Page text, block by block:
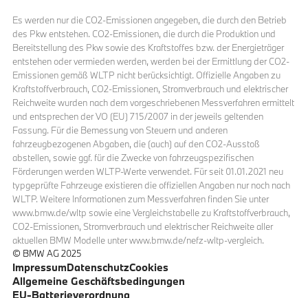
Es werden nur die CO2-Emissionen angegeben, die durch den Betrieb
des Pkw entstehen. CO2-Emissionen, die durch die Produktion und
Bereitstellung des Pkw sowie des Kraftstoffes bzw. der Energieträger
entstehen oder vermieden werden, werden bei der Ermittlung der CO2-
Emissionen gemäß WLTP nicht berücksichtigt. Offizielle Angaben zu
Kraftstoffverbrauch, CO2-Emissionen, Stromverbrauch und elektrischer
Reichweite wurden nach dem vorgeschriebenen Messverfahren ermittelt
und entsprechen der VO (EU) 715/2007 in der jeweils geltenden
Fassung. Für die Bemessung von Steuern und anderen
fahrzeugbezogenen Abgaben, die (auch) auf den CO2-Ausstoß
abstellen, sowie ggf. für die Zwecke von fahrzeugspezifischen
Förderungen werden WLTP-Werte verwendet. Für seit 01.01.2021 neu
typgeprüfte Fahrzeuge existieren die offiziellen Angaben nur noch nach
WLTP. Weitere Informationen zum Messverfahren finden Sie unter
www.bmw.de/wltp sowie eine Vergleichstabelle zu Kraftstoffverbrauch,
CO2-Emissionen, Stromverbrauch und elektrischer Reichweite aller
aktuellen BMW Modelle unter www.bmw.de/nefz-wltp-vergleich.
© BMW AG 2025
ImpressumDatenschutzCookies
Allgemeine Geschäftsbedingungen
EU-Batterieverordnung